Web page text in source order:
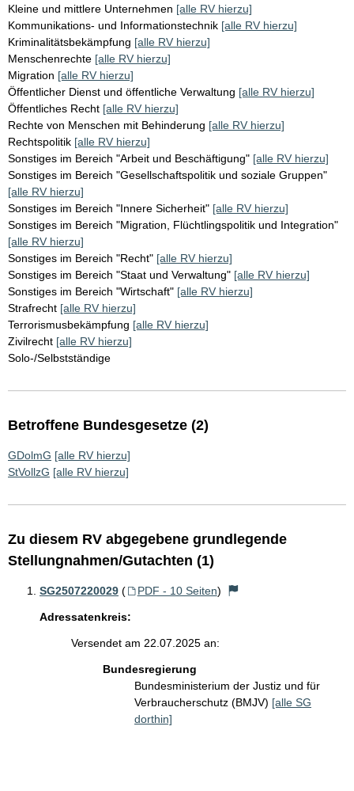
Kleine und mittlere Unternehmen [alle RV hierzu]
Kommunikations- und Informationstechnik [alle RV hierzu]
Kriminalitätsbekämpfung [alle RV hierzu]
Menschenrechte [alle RV hierzu]
Migration [alle RV hierzu]
Öffentlicher Dienst und öffentliche Verwaltung [alle RV hierzu]
Öffentliches Recht [alle RV hierzu]
Rechte von Menschen mit Behinderung [alle RV hierzu]
Rechtspolitik [alle RV hierzu]
Sonstiges im Bereich "Arbeit und Beschäftigung" [alle RV hierzu]
Sonstiges im Bereich "Gesellschaftspolitik und soziale Gruppen"
[alle RV hierzu]
Sonstiges im Bereich "Innere Sicherheit" [alle RV hierzu]
Sonstiges im Bereich "Migration, Flüchtlingspolitik und Integration"
[alle RV hierzu]
Sonstiges im Bereich "Recht" [alle RV hierzu]
Sonstiges im Bereich "Staat und Verwaltung" [alle RV hierzu]
Sonstiges im Bereich "Wirtschaft" [alle RV hierzu]
Strafrecht [alle RV hierzu]
Terrorismusbekämpfung [alle RV hierzu]
Zivilrecht [alle RV hierzu]
Solo-/Selbstständige
Betroffene Bundesgesetze (2)
GDolmG [alle RV hierzu]
StVollzG [alle RV hierzu]
Zu diesem RV abgegebene grundlegende
Stellungnahmen/Gutachten (1)
SG2507220029 ( PDF - 10 Seiten)
Adressatenkreis:
Versendet am 22.07.2025 an:
Bundesregierung
Bundesministerium der Justiz und für
Verbraucherschutz (BMJV) [alle SG
dorthin]